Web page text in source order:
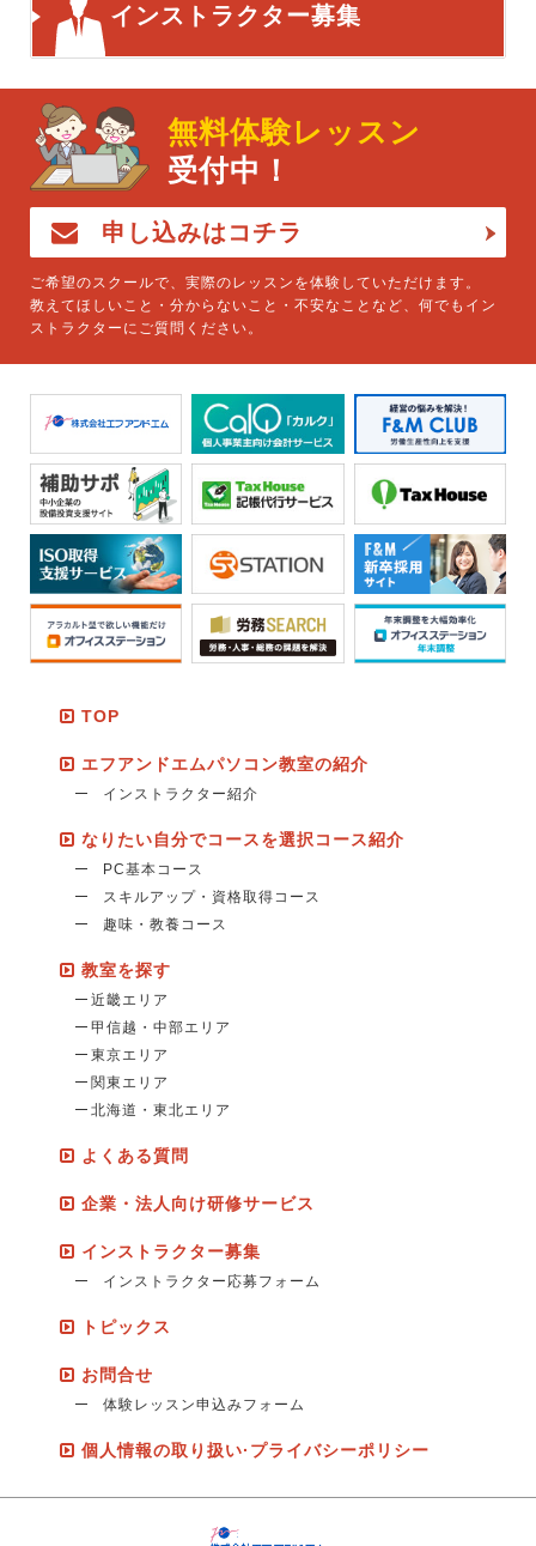
インストラクター募集
無料体験レッスン
受付中！
申し込みはコチラ
ご希望のスクールで、実際のレッスンを体験していただけます。
教えてほしいこと・分からないこと・不安なことなど、何でもイン
ストラクターにご質問ください。
TOP
エフアンドエムパソコン教室の紹介
インストラクター紹介
なりたい自分でコースを選択コース紹介
PC基本コース
スキルアップ・資格取得コース
趣味・教養コース
教室を探す
近畿エリア
甲信越・中部エリア
東京エリア
関東エリア
北海道・東北エリア
よくある質問
企業・法人向け研修サービス
インストラクター募集
インストラクター応募フォーム
トピックス
お問合せ
体験レッスン申込みフォーム
個人情報の取り扱い·プライバシーポリシー